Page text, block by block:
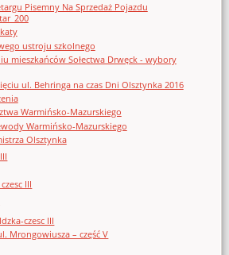
Pisemny Na Sprzedaż Pojazdu
ustroju szkolnego
mieszkańców Sołectwa Drwęck - wybory
ul. Behringa na czas Dni Olsztynka 2016
Warmińsko-Mazurskiego
Warmińsko-Mazurskiego
Olsztynka
III
czesc III
Mrongowiusza – część V